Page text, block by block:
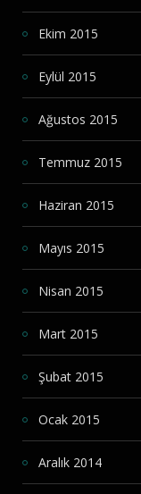
Ekim 2015
Eylül 2015
Ağustos 2015
Temmuz 2015
Haziran 2015
Mayıs 2015
Nisan 2015
Mart 2015
Şubat 2015
Ocak 2015
Aralık 2014